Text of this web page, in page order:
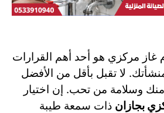
غاز مركزي هو أحد أهم القرارات
لا تقبل بأقل من الأفضل
وسلامة من تحب. إن اختيار
بجازان ذات سمعة طيبة